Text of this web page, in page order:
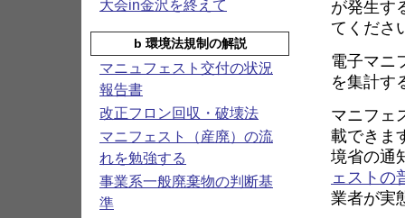
が発生す
てくださ
電子マニ
を集計す
マニフェ
載できま
境省の通
ェストの
業者が実
大会in金沢を終えて
b 環境法規制の解説
マニュフェスト交付の状況
報告書
改正フロン回収・破壊法
マニフェスト（産廃）の流
れを勉強する
事業系一般廃棄物の判断基
準